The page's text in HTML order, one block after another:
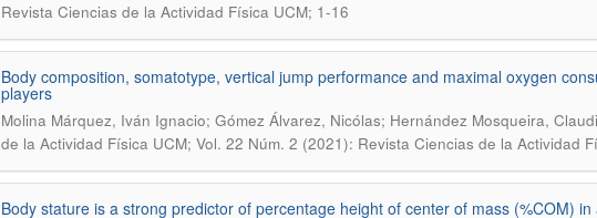
Revista Ciencias de la Actividad Física UCM; 1-16
Body composition, somatotype, vertical jump performance and maximal oxygen
players
Molina Márquez, Iván Ignacio; Gómez Álvarez, Nicólas; Hernández Mosqueira,
de la Actividad Física UCM; Vol. 22 Núm. 2 (2021): Revista Ciencias de la Actividad
Body stature is a strong predictor of percentage height of center of mass (%COM)